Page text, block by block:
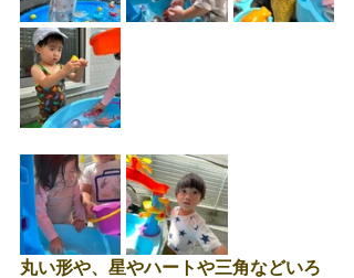
丸い形や、星やハートや三角などいろ